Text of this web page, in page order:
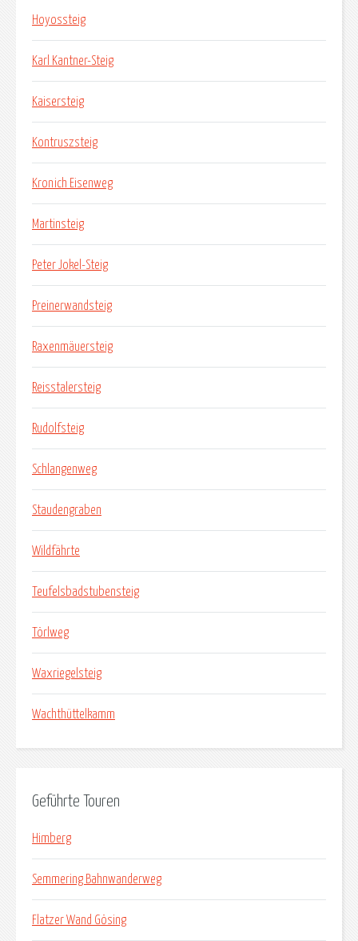
Hoyossteig
Karl Kantner-Steig
Kaisersteig
Kontruszsteig
Kronich Eisenweg
Martinsteig
Peter Jokel-Steig
Preinerwandsteig
Raxenmäuersteig
Reisstalersteig
Rudolfsteig
Schlangenweg
Staudengraben
Wildfährte
Teufelsbadstubensteig
Törlweg
Waxriegelsteig
Wachthüttelkamm
Geführte Touren
Himberg
Semmering Bahnwanderweg
Flatzer Wand Gösing